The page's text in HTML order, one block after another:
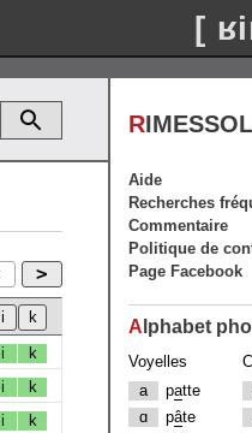
[
i k
i k
i k
R
Aide
Recherches
Commentaire
Politique de
Page Facebook
A lphabet
Voyelles
a
patte
ɑ
pâte